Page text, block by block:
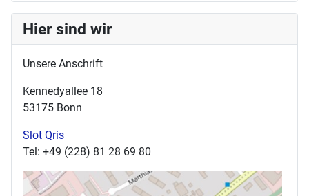
Hier sind wir
Unsere Anschrift
Kennedyallee 18
53175 Bonn
Slot Qris
Tel: +49 (228) 81 28 69 80